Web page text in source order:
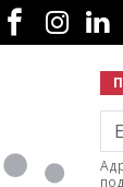
Социальные сети